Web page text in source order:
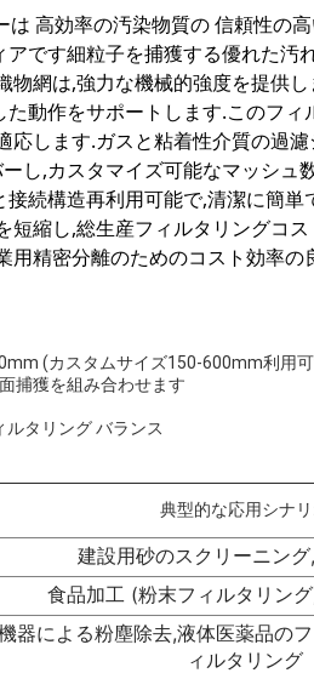
は 高効率の汚染物質の 信頼性の
です細粒子を捕獲する優れた汚
網は,強力な機械的強度を提供
動作をサポートします.このフ
応します.ガスと粘着性介質の過
し,カスタマイズ可能なマッシュ
続構造再利用可能で,清潔に簡
短縮し,総生産フィルタリングコ
用精密分離のためのコスト効率
(カスタムサイズ150-600mm利用
捕獲を組み合わせます
タリング バランス
典型的な応用シナ
建設用砂のスクリーニン
食品加工 (粉末フィルタリン
器による粉塵除去,液体医薬品の
ィルタリング